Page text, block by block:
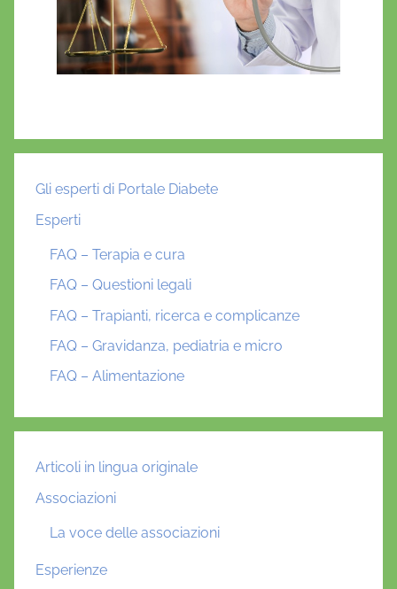
Gli esperti di Portale Diabete
Esperti
FAQ – Terapia e cura
FAQ – Questioni legali
FAQ – Trapianti, ricerca e complicanze
FAQ – Gravidanza, pediatria e micro
FAQ – Alimentazione
Articoli in lingua originale
Associazioni
La voce delle associazioni
Esperienze